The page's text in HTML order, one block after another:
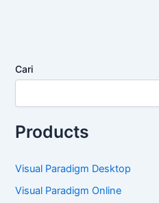
Cari
Products
Visual Paradigm Desktop
Visual Paradigm Online